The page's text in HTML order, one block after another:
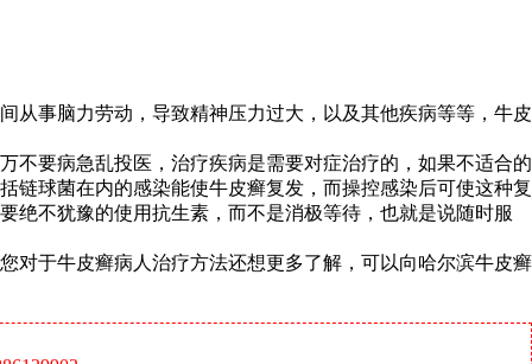
从事脑力劳动，导致精神压力过大，以及其他疾病等等，牛皮
不要病急乱投医，治疗疾病是需要对症治疗的，如果不适合的
链球菌在内的感染能使牛皮癣复发，而操控感染后可使这种复
绝不犹豫的使用抗生素，而不是消极等待，也就是说随时服
对于牛皮癣病人治疗方法还想更多了解，可以向哈尔滨牛皮癣